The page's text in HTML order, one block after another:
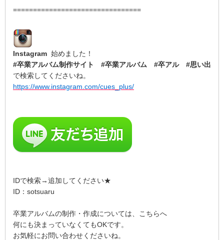
================================
Instagram 始めました！
#卒業アルバム制作サイト #卒業アルバム #卒アル #思い出
で検索してくださいね。
https://www.instagram.com/cues_plus/
IDで検索→追加してください★
ID：sotsuaru
卒業アルバムの制作・作成については、こちらへ
何にも決まっていなくてもOKです。
お気軽にお問い合わせくださいね。